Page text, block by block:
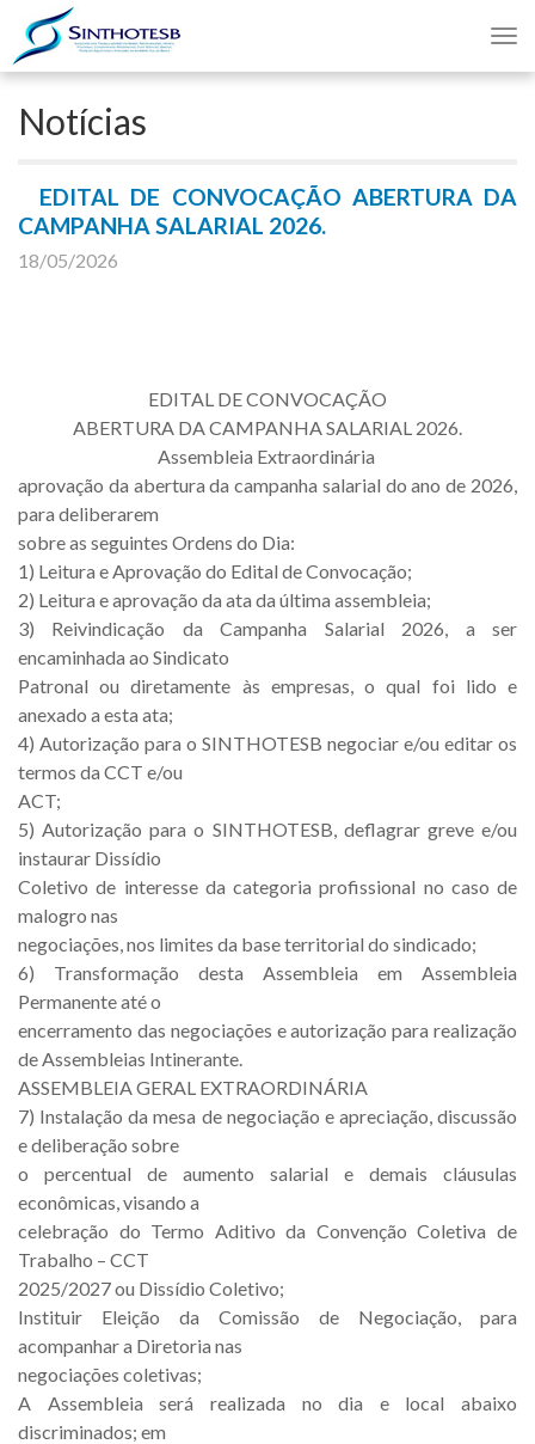
Notícias
EDITAL DE CONVOCAÇÃO ABERTURA DA
CAMPANHA SALARIAL 2026.
18/05/2026
EDITAL DE CONVOCAÇÃO
ABERTURA DA CAMPANHA SALARIAL 2026.
Assembleia Extraordinária
aprovação da abertura da campanha salarial do ano de 2026,
para deliberarem
sobre as seguintes Ordens do Dia:
1) Leitura e Aprovação do Edital de Convocação;
2) Leitura e aprovação da ata da última assembleia;
3) Reivindicação da Campanha Salarial 2026, a ser
encaminhada ao Sindicato
Patronal ou diretamente às empresas, o qual foi lido e
anexado a esta ata;
4) Autorização para o SINTHOTESB negociar e/ou editar os
termos da CCT e/ou
ACT;
5) Autorização para o SINTHOTESB, deflagrar greve e/ou
instaurar Dissídio
Coletivo de interesse da categoria profissional no caso de
malogro nas
negociações, nos limites da base territorial do sindicado;
6) Transformação desta Assembleia em Assembleia
Permanente até o
encerramento das negociações e autorização para realização
de Assembleias Intinerante.
ASSEMBLEIA GERAL EXTRAORDINÁRIA
7) Instalação da mesa de negociação e apreciação, discussão
e deliberação sobre
o percentual de aumento salarial e demais cláusulas
econômicas, visando a
celebração do Termo Aditivo da Convenção Coletiva de
Trabalho – CCT
2025/2027 ou Dissídio Coletivo;
Instituir Eleição da Comissão de Negociação, para
acompanhar a Diretoria nas
negociações coletivas;
A Assembleia será realizada no dia e local abaixo
discriminados; em